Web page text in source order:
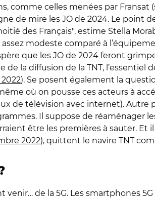
comme celles menées par
de mire les JO de 2024. Le point
des Français", estime Stella
modeste comparé à
que les JO de 2024 feront
la diffusion de la TNT,
). Se posent également la
où on pousse ces acteurs à
de télévision avec internet). Autre
Il suppose de
être les premières à sauter. Et
2022), quittent le navire TNT
de la 5G. Les smartphones